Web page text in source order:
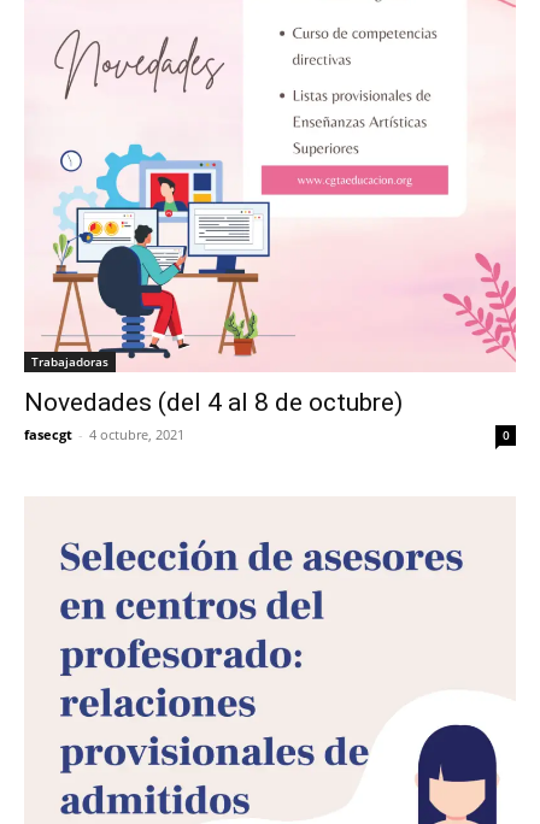
Trabajadoras
Novedades (del 4 al 8 de octubre)
fasecgt - 4 octubre, 2021 0